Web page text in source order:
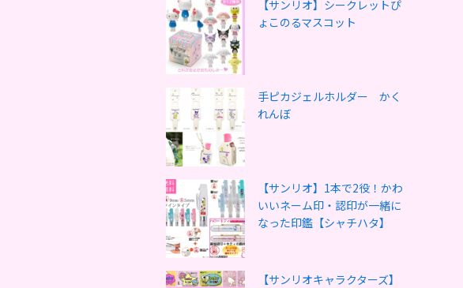
【サンリオ】シークレットぴ
ょこのるマスコット
手ピカジェルホルダー かく
れんぼ
【サンリオ】1本で2役！かわ
いいネーム印・認印が一緒に
なった印鑑【シャチハタ】
【サンリオキャラクターズ】